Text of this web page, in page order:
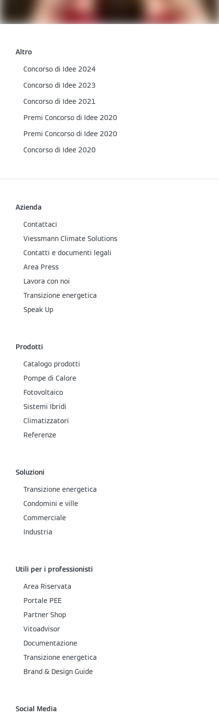
Altro
Concorso di Idee 2024
Concorso di Idee 2023
Concorso di Idee 2021
Premi Concorso di Idee 2020
Premi Concorso di Idee 2020
Concorso di Idee 2020
Azienda
Contattaci
Viessmann Climate Solutions
Contatti e documenti legali
Area Press
Lavora con noi
Transizione energetica
Speak Up
Prodotti
Catalogo prodotti
Pompe di Calore
Fotovoltaico
Sistemi Ibridi
Climatizzatori
Referenze
Soluzioni
Transizione energetica
Condomini e ville
Commerciale
Industria
Utili per i professionisti
Area Riservata
Portale PEE
Partner Shop
Vitoadvisor
Documentazione
Transizione energetica
Brand & Design Guide
Social Media